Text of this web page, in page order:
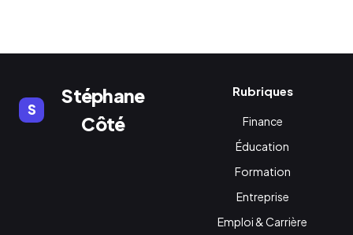
S
Stéphane
Côté
Rubriques
Finance
Éducation
Formation
Entreprise
Emploi & Carrière